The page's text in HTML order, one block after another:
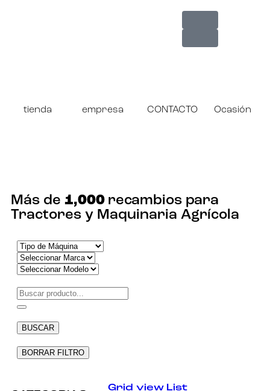
tienda empresa CONTACTO Ocasión
Más de 1,000 recambios para
Tractores y Maquinaria Agrícola
BUSCAR
BORRAR FILTRO
Grid view List
Necesarias
Estas
cookies no
son
Son
necesarias